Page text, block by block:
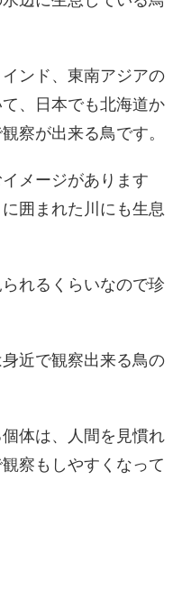
ンド、東南アジアの
、日本でも北海道か
察が出来る鳥です。
メージがあります
囲まれた川にも生息
れるくらいなので珍
近で観察出来る鳥の
体は、人間を見慣れ
察もしやすくなって